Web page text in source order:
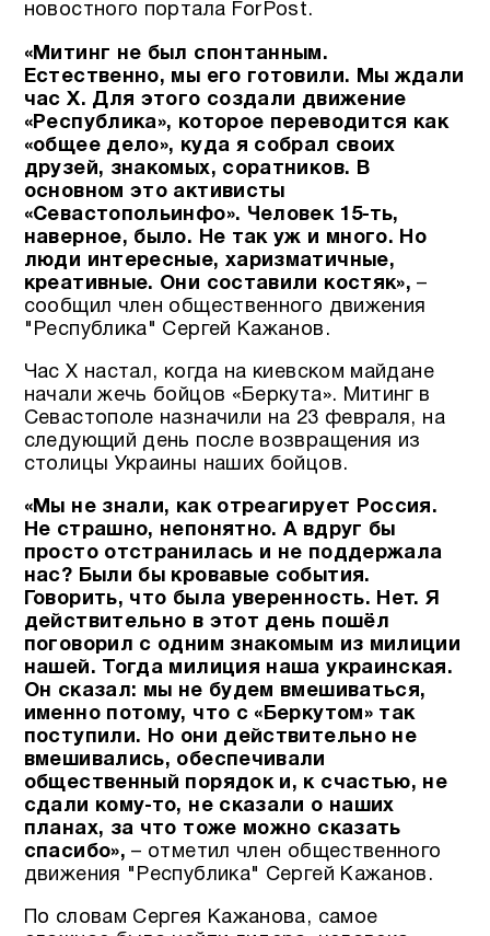
новостного портала ForPost.
«Митинг не был спонтанным.
Естественно, мы его готовили. Мы ждали
час Х. Для этого создали движение
«Республика», которое переводится как
«общее дело», куда я собрал своих
друзей, знакомых, соратников. В
основном это активисты
«Севастопольинфо». Человек 15-ть,
наверное, было. Не так уж и много. Но
люди интересные, харизматичные,
креативные. Они составили костяк», –
сообщил член общественного движения
"Республика" Сергей Кажанов.
Час Х настал, когда на киевском майдане
начали жечь бойцов «Беркута». Митинг в
Севастополе назначили на 23 февраля, на
следующий день после возвращения из
столицы Украины наших бойцов.
«Мы не знали, как отреагирует Россия.
Не страшно, непонятно. А вдруг бы
просто отстранилась и не поддержала
нас? Были бы кровавые события.
Говорить, что была уверенность. Нет. Я
действительно в этот день пошёл
поговорил с одним знакомым из милиции
нашей. Тогда милиция наша украинская.
Он сказал: мы не будем вмешиваться,
именно потому, что с «Беркутом» так
поступили. Но они действительно не
вмешивались, обеспечивали
общественный порядок и, к счастью, не
сдали кому-то, не сказали о наших
планах, за что тоже можно сказать
спасибо», – отметил член общественного
движения "Республика" Сергей Кажанов.
По словам Сергея Кажанова, самое